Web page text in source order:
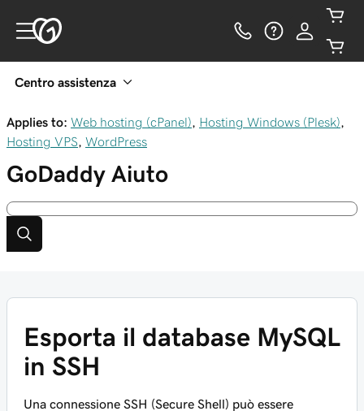
Centro assistenza
Applies to: Web hosting (cPanel) Hosting Windows (Plesk)
Hosting VPS
WordPress
GoDaddy Aiuto
Esporta il database MySQL
in SSH
Una connessione SSH (Secure Shell) può essere